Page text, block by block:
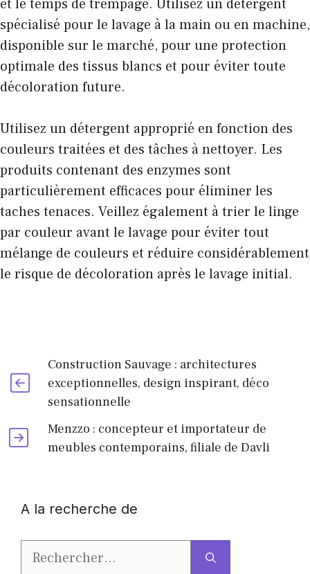
et le temps de trempage. Utilisez un détergent
spécialisé pour le lavage à la main ou en machine,
disponible sur le marché, pour une protection
optimale des tissus blancs et pour éviter toute
décoloration future.
Utilisez un détergent approprié en fonction des
couleurs traitées et des tâches à nettoyer. Les
produits contenant des enzymes sont
particulièrement efficaces pour éliminer les
taches tenaces. Veillez également à trier le linge
par couleur avant le lavage pour éviter tout
mélange de couleurs et réduire considérablement
le risque de décoloration après le lavage initial.
Construction Sauvage : architectures
exceptionnelles, design inspirant, déco
sensationnelle
Menzzo : concepteur et importateur de
meubles contemporains, filiale de Davli
A la recherche de
Rechercher :